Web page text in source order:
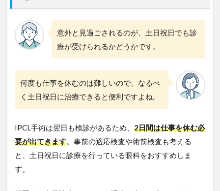
ま
ち
駅
前
(
那
覇
)
理
し
て
意外と見過ごされるのが、土日祝日でも診
療が受けられるかどうかです。
何度も仕事を休むのは難しいので、なるべ
く土日祝日に治療できると便利ですよね。
IPCL手術は翌日も検診があるため、 2日間は仕事を休む必
要が出てきます。事前の適応検査や術前検査も考える
と、土日祝日に診療を行っている眼科をおすすめしま
す。